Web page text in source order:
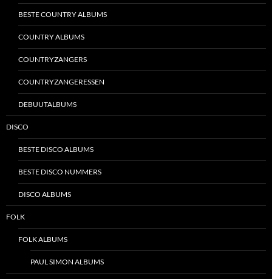
BESTE COUNTRY ALBUMS
COUNTRY ALBUMS
COUNTRYZANGERS
COUNTRYZANGERESSEN
DEBUUTALBUMS
DISCO
BESTE DISCO ALBUMS
BESTE DISCO NUMMERS
DISCO ALBUMS
FOLK
FOLK ALBUMS
PAUL SIMON ALBUMS